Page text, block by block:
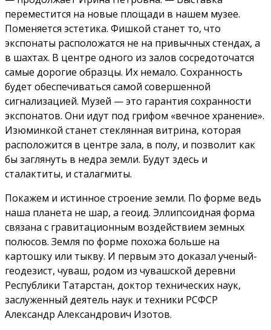
переместится на новые площади в нашем музее.
Поменяется эстетика. Фишкой станет то, что
экспонаты расположатся не на привычных стендах, а
в шахтах. В центре одного из залов сосредоточатся
самые дорогие образцы. Их немало. Сохранность
будет обеспечиваться самой совершенной
сигнализацией. Музей — это гарантия сохранности
экспонатов. Они идут под грифом «вечное хранение».
Изюминкой станет стеклянная витрина, которая
расположится в центре зала, в полу, и позволит как
бы заглянуть в недра земли. Будут здесь и
сталактиты, и сталагмиты.
Покажем и истинное строение земли. По форме ведь
наша планета не шар, а геоид. Эллипсоидная форма
связана с гравитационным воздействием земных
полюсов. Земля по форме похожа больше на
картошку или тыкву. И первым это доказал ученый-
геодезист, чуваш, родом из чувашской деревни
Республики Татарстан, доктор технических наук,
заслуженный деятель наук и техники РСФСР
Александр Александрович Изотов.